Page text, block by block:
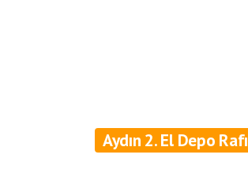
Aydın 2. El Depo Rafı